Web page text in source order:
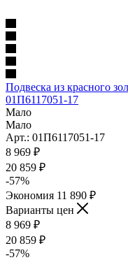
Подвеска из красного
01П6117051-17
Мало
Мало
Арт.: 01П6117051-17
8 969 ₽
20 859 ₽
-57%
Экономия 11 890 ₽
Варианты цен
8 969 ₽
20 859 ₽
-57%